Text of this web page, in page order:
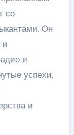
со
Он
и
и
успехи,
и